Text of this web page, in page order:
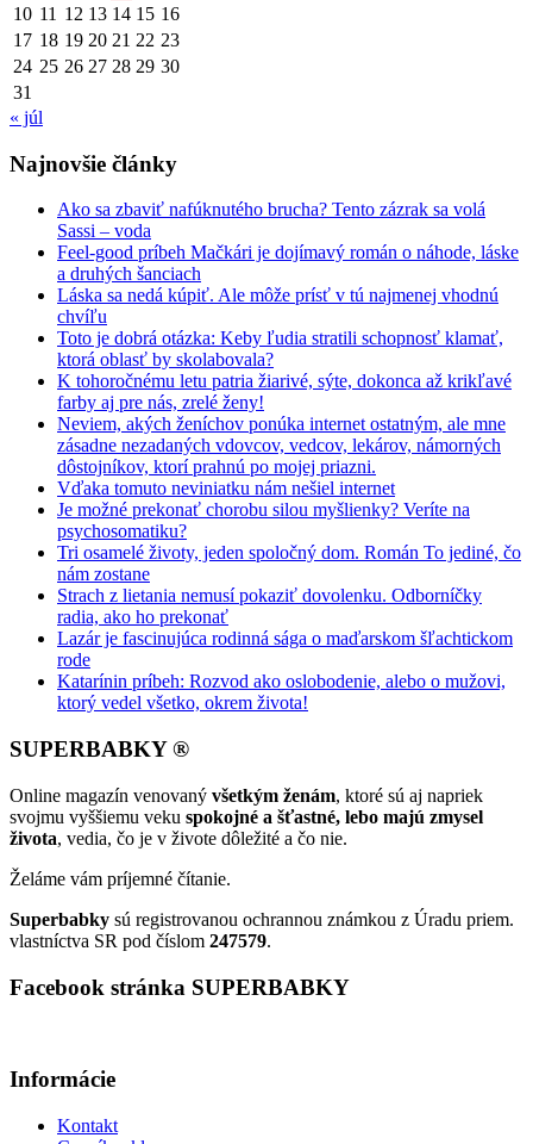
10 11 12 13 14 15 16
17 18 19 20 21 22 23
24 25 26 27 28 29 30
31
« júl
Najnovšie články
Ako sa zbaviť nafúknutého brucha? Tento zázrak sa volá
Sassi – voda
Feel-good príbeh Mačkári je dojímavý román o náhode, láske
a druhých šanciach
Láska sa nedá kúpiť. Ale môže prísť v tú najmenej vhodnú
chvíľu
Toto je dobrá otázka: Keby ľudia stratili schopnosť klamať,
ktorá oblasť by skolabovala?
K tohoročnému letu patria žiarivé, sýte, dokonca až krikľavé
farby aj pre nás, zrelé ženy!
Neviem, akých ženíchov ponúka internet ostatným, ale mne
zásadne nezadaných vdovcov, vedcov, lekárov, námorných
dôstojníkov, ktorí prahnú po mojej priazni.
Vďaka tomuto neviniatku nám nešiel internet
Je možné prekonať chorobu silou myšlienky? Veríte na
psychosomatiku?
Tri osamelé životy, jeden spoločný dom. Román To jediné, čo
nám zostane
Strach z lietania nemusí pokaziť dovolenku. Odborníčky
radia, ako ho prekonať
Lazár je fascinujúca rodinná sága o maďarskom šľachtickom
rode
Katarínin príbeh: Rozvod ako oslobodenie, alebo o mužovi,
ktorý vedel všetko, okrem života!
SUPERBABKY ®
Online magazín venovaný všetkým ženám, ktoré sú aj napriek
svojmu vyššiemu veku spokojné a šťastné, lebo majú zmysel
života, vedia, čo je v živote dôležité a čo nie.
Želáme vám príjemné čítanie.
Superbabky sú registrovanou ochrannou známkou z Úradu priem.
vlastníctva SR pod číslom 247579.
Facebook stránka SUPERBABKY
Informácie
Kontakt